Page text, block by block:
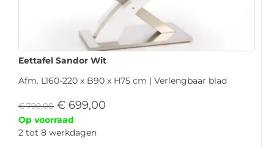
Eettafel Sandor Wit
Afm. L160-220 x B90 x H75 cm | Verlengbaar blad
€799,00 € 699,00
Op voorraad
2 tot 8 werkdagen